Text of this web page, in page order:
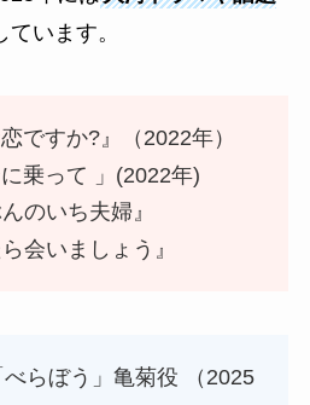
ています。
ですか?』（2022年）
乗って 」(2022年)
のいち夫婦』
会いましょう』
らぼう」亀菊役 （2025